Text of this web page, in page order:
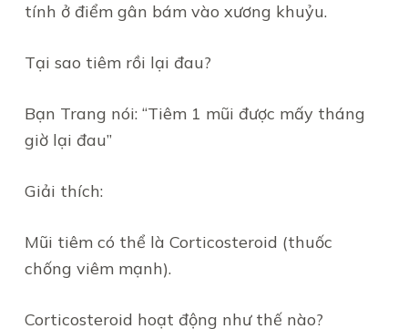
tính ở điểm gân bám vào xương khuỷu.
Tại sao tiêm rồi lại đau?
Bạn Trang nói: “Tiêm 1 mũi được mấy tháng
giờ lại đau”
Giải thích:
Mũi tiêm có thể là Corticosteroid (thuốc
chống viêm mạnh).
Corticosteroid hoạt động như thế nào?